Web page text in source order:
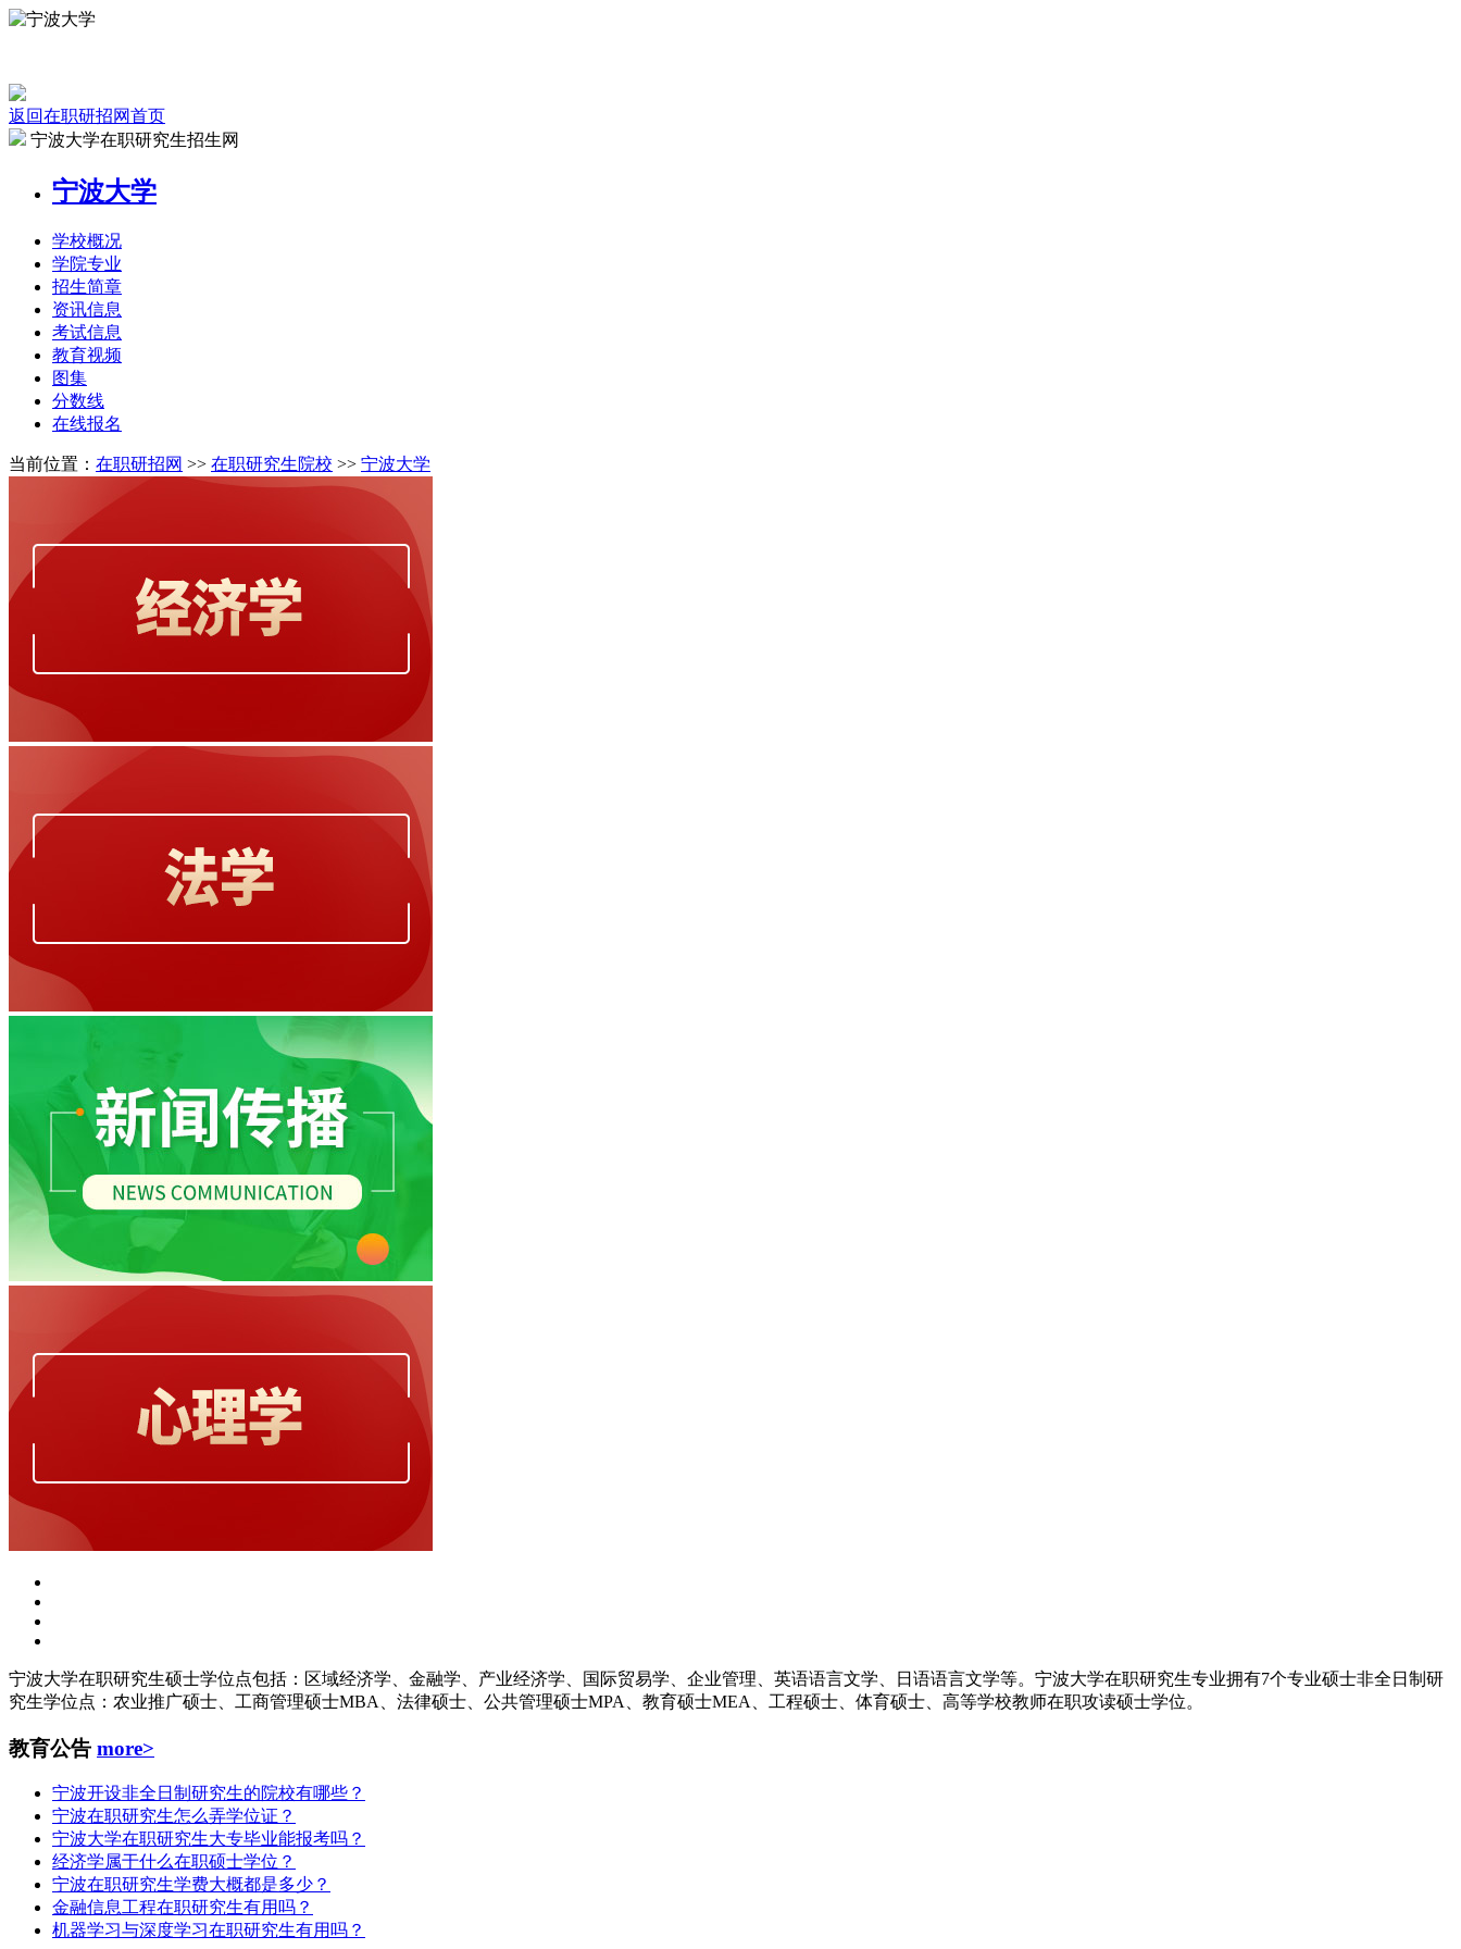
返回在职研招网首页
宁波大学在职研究生招生网
宁波大学
学校概况
学院专业
招生简章
资讯信息
考试信息
教育视频
图集
分数线
在线报名
当前位置： 在职研招网 >> 在职研究生院校 >> 宁波大学
宁波大学在职研究生硕士学位点包括：区域经济学、金融学、产业经济学、国际贸易学、企业管理、英语语言文学、日语语言文学等。宁波大学在职研究生专业拥有7个专业硕士非全日制研
究生学位点：农业推广硕士、工商管理硕士MBA、法律硕士、公共管理硕士MPA、教育硕士MEA、工程硕士、体育硕士、高等学校教师在职攻读硕士学位。
教育公告 more>
宁波开设非全日制研究生的院校有哪些？
宁波在职研究生怎么弄学位证？
宁波大学在职研究生大专毕业能报考吗？
经济学属于什么在职硕士学位？
宁波在职研究生学费大概都是多少？
金融信息工程在职研究生有用吗？
机器学习与深度学习在职研究生有用吗？